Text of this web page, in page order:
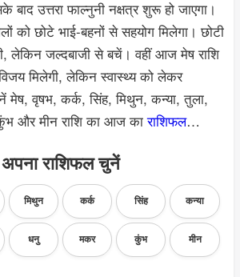
उत्तरा फाल्नुनी नक्षत्र शुरू हो जाएगा।
को छोटे भाई-बहनों से सहयोग मिलेगा। छोटी
लेकिन जल्दबाजी से बचें। वहीं आज मेष राशि
मिलेगी, लेकिन स्वास्थ्य को लेकर
मेष, वृषभ, कर्क, सिंह, मिथुन, कन्या, तुला,
और मीन राशि का आज काराशिफल…
अपना राशिफल चुनें
मिथुन कर्क सिंह कन्या
धनु मकर कुंभ मीन